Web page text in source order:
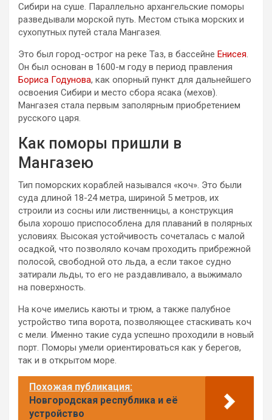
Сибири на суше. Параллельно архангельские поморы
разведывали морской путь. Местом стыка морских и
сухопутных путей стала Мангазея.
Это был город-острог на реке Таз, в бассейне Енисея.
Он был основан в 1600-м году в период правления
Бориса Годунова, как опорный пункт для дальнейшего
освоения Сибири и место сбора ясака (мехов).
Мангазея стала первым заполярным приобретением
русского царя.
Как поморы пришли в
Мангазею
Тип поморских кораблей назывался «коч». Это были
суда длиной 18-24 метра, шириной 5 метров, их
строили из сосны или лиственницы, а конструкция
была хорошо приспособлена для плаваний в полярных
условиях. Высокая устойчивость сочеталась с малой
осадкой, что позволяло кочам проходить прибрежной
полосой, свободной ото льда, а если такое судно
затирали льды, то его не раздавливало, а выжимало
на поверхность.
На коче имелись каюты и трюм, а также палубное
устройство типа ворота, позволяющее стаскивать коч
с мели. Именно такие суда успешно проходили в новый
порт. Поморы умели ориентироваться как у берегов,
так и в открытом море.
Похожая публикация:
Новгородская республика и её
устройство